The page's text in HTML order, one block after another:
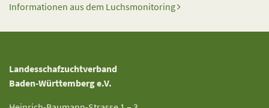
Informationen aus dem Luchsmonitoring
Landesschafzuchtverband
Baden-Württemberg e.V.